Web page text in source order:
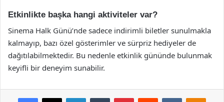
Etkinlikte başka hangi aktiviteler var?
Sinema Halk Günü’nde sadece indirimli biletler sunulmakla
kalmayıp, bazı özel gösterimler ve sürpriz hediyeler de
dağıtılabilmektedir. Bu nedenle etkinlik gününde bulunmak
keyifli bir deneyim sunabilir.
Facebook
X LinkedInTumblr PinterestReddit VKontakte